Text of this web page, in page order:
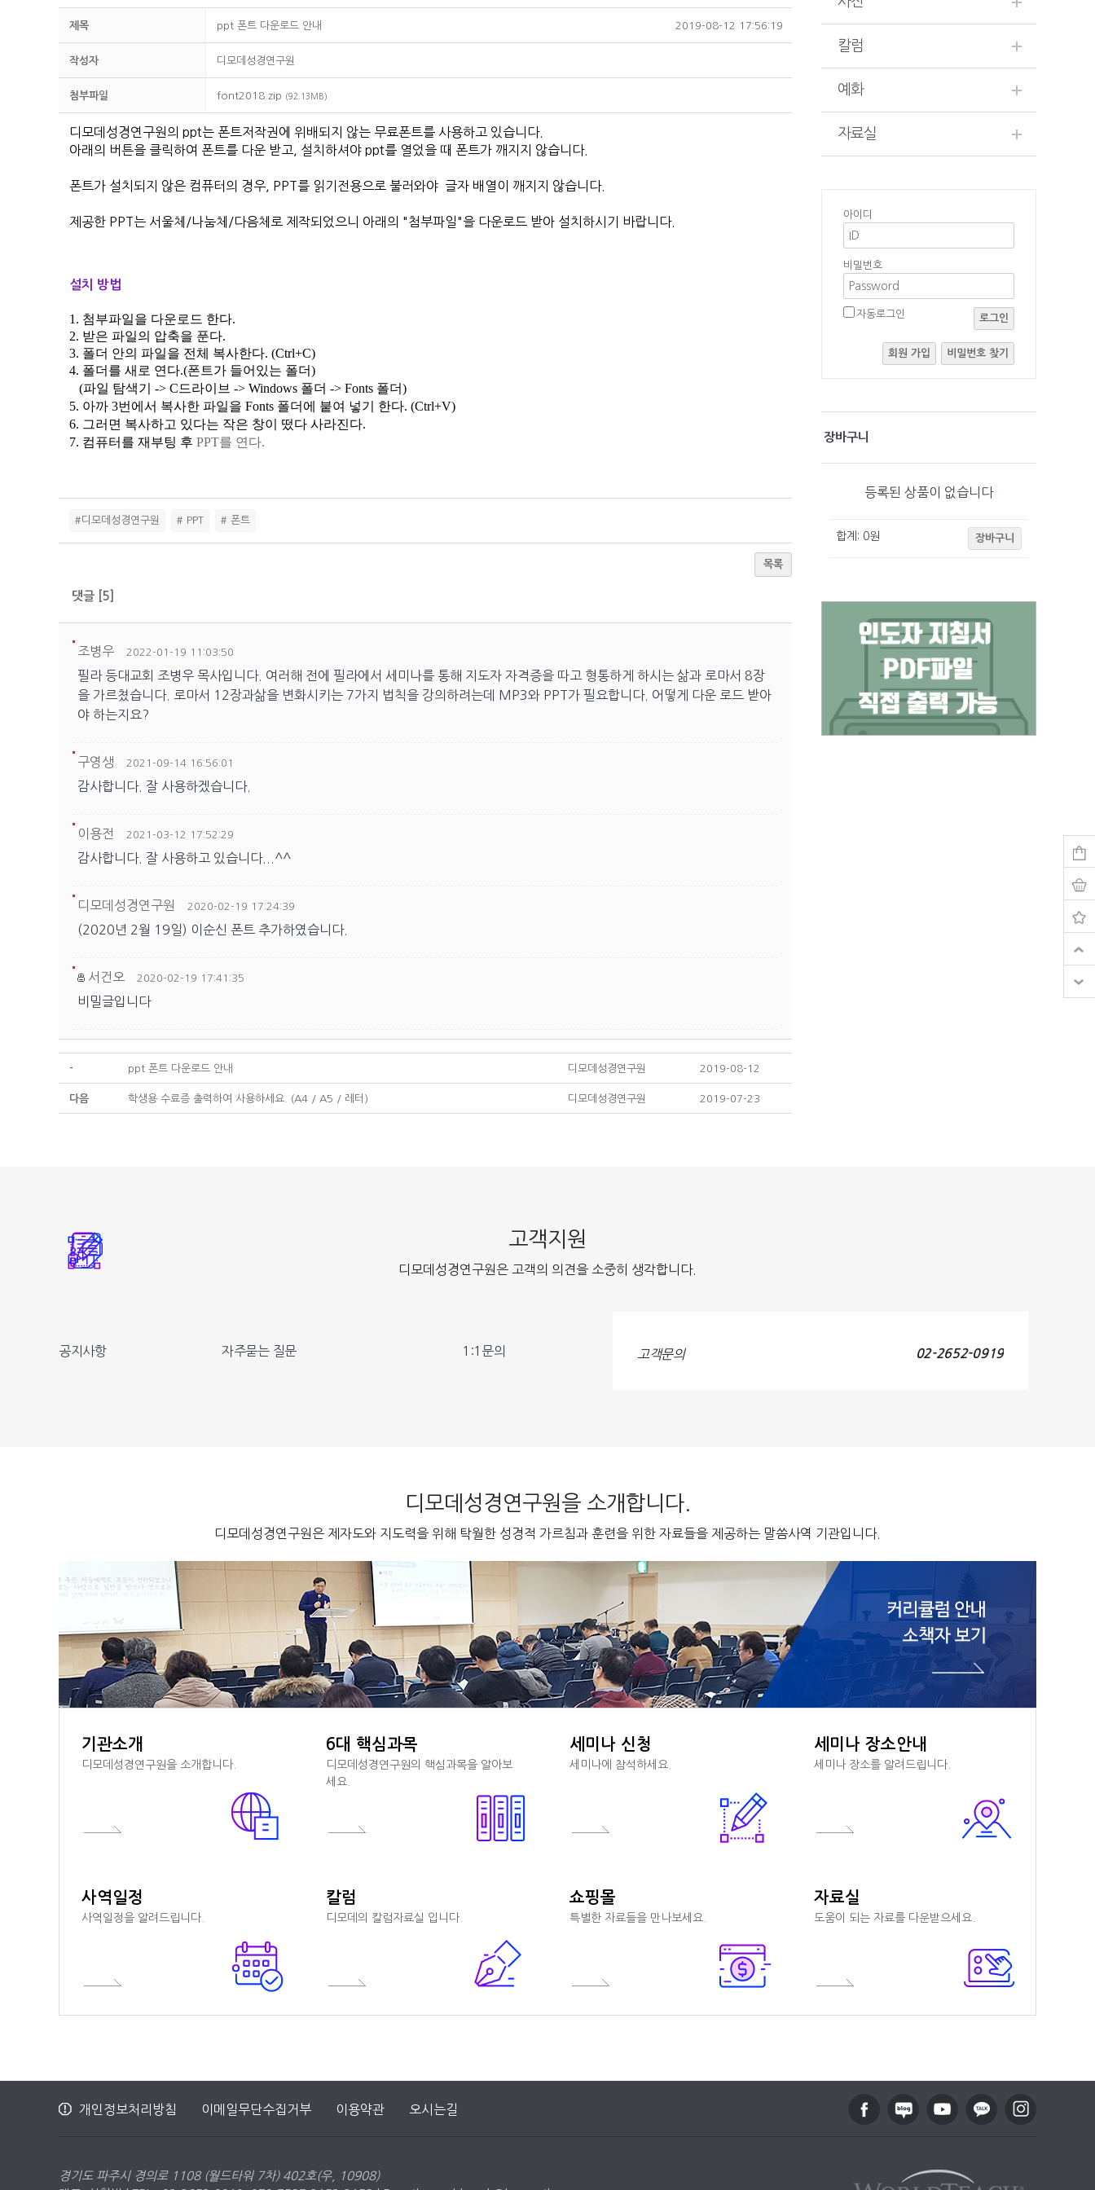
제목 ppt 폰트 다운로드 안내 2019-08-12 17:56:19
작성자 디모데성경연구원
첨부파일 font2018.zip (92.13MB)
디모데성경연구원의 ppt는 폰트저작권에 위배되지 않는 무료폰트를 사용하고 있습니다.
아래의 버튼을 클릭하여 폰트를 다운 받고, 설치하셔야 ppt를 열었을 때 폰트가 깨지지 않습니다.
폰트가 설치되지 않은 컴퓨터의 경우, PPT를 읽기전용으로 불러와야 글자 배열이 깨지지 않습니다.
제공한 PPT는 서울체/나눔체/다음체로 제작되었으니 아래의 "첨부파일"을 다운로드 받아 설치하시기 바랍니다.
설치 방법
1. 첨부파일을 다운로드 한다.
2. 받은 파일의 압축을 푼다.
3. 폴더 안의 파일을 전체 복사한다. (Ctrl+C)
4. 폴더를 새로 연다.(폰트가 들어있는 폴더)
(파일 탐색기 -> C드라이브 -> Windows 폴더 -> Fonts 폴더)
5. 아까 3번에서 복사한 파일을 Fonts 폴더에 붙여 넣기 한다. (Ctrl+V)
6. 그러면 복사하고 있다는 작은 창이 떴다 사라진다.
7. 컴퓨터를 재부팅 후 PPT를 연다.
#디모데성경연구원 # PPT # 폰트
목록
댓글 5
조병우 2022-01-19 11:03:50
필라 등대교회 조병우 목사입니다. 여러해 전에 필라에서 세미나를 통해 지도자 자격증을 따고 형통하게 하시는 삶과 로마서 8장
을 가르쳤습니다. 로마서 12장과삶을 변화시키는 7가지 법칙을 강의하려는데 MP3와 PPT가 필요합니다. 어떻게 다운 로드 받아
야 하는지요?
구영생 2021-09-14 16:56:01
감사합니다. 잘 사용하겠습니다.
이용전 2021-03-12 17:52:29
감사합니다. 잘 사용하고 있습니다...^^
디모데성경연구원 2020-02-19 17:24:39
(2020년 2월 19일) 이순신 폰트 추가하였습니다.
서건오 2020-02-19 17:41:35
비밀글입니다
- ppt 폰트 다운로드 안내 디모데성경연구원 2019-08-12
다음 학생용 수료증 출력하여 사용하세요. (A4 / A5 / 레터) 디모데성경연구원 2019-07-23
칼럼
예화
자료실
아이디
비밀번호
자동로그인 로그인
회원 가입 비밀번호 찾기
장바구니
등록된 상품이 없습니다
합계: 0원 장바구니
고객지원
디모데성경연구원은 고객의 의견을 소중히 생각합니다.
공지사항 자주묻는 질문 1:1문의 고객문의 02-2652-0919
디모데성경연구원을 소개합니다.
디모데성경연구원은 제자도와 지도력을 위해 탁월한 성경적 가르침과 훈련을 위한 자료들을 제공하는 말씀사역 기관입니다.
기관소개
디모데성경연구원을 소개합니다.
6대 핵심과목
디모데성경연구원의 핵심과목을 알아보
세요.
세미나 신청
세미나에 참석하세요.
세미나 장소안내
세미나 장소를 알려드립니다.
사역일정
사역일정을 알려드립니다.
칼럼
디모데의 칼럼자료실 입니다.
쇼핑몰
특별한 자료들을 만나보세요.
자료실
도움이 되는 자료를 다운받으세요.
개인정보처리방침 이메일무단수집거부 이용약관 오시는길
경기도 파주시 경의로 1108 (월드타워 7차) 402호(우, 10908)